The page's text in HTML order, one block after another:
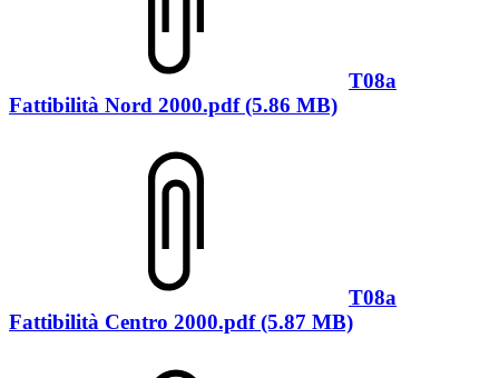
T08a
Fattibilità Nord 2000.pdf (5.86 MB)
T08a
Fattibilità Centro 2000.pdf (5.87 MB)